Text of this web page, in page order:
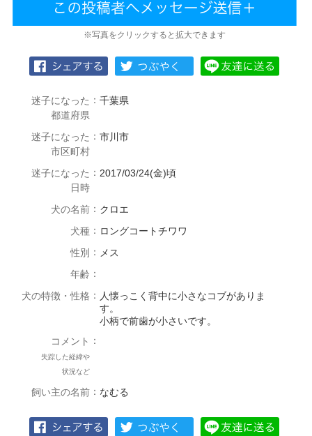
※写真をクリックすると拡大できます
迷子になった
都道府県
：千葉県
迷子になった
市区町村
：市川市
迷子になった
日時
： 2017/03/24(金)頃
犬の名前 ： クロエ
犬種 ： ロングコートチワワ
性別 ： メス
年齢 ：
犬の特徴・性格 ： 人懐っこく背中に小さなコブがありま
す。
小柄で前歯が小さいです。
コメント
失踪した経緯や
状況など
：
飼い主の名前 ： なむる